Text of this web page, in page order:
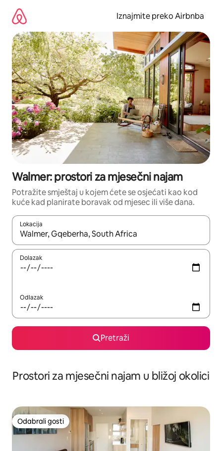
sadržaj
Iznajmite preko Airbnba
Walmer: prostori za mjesečni najam
Potražite smještaj u kojem ćete se osjećati kao kod
kuće kad planirate boravak od mjesec ili više dana.
Lokacija
Kada budu dostupni rezultati, moći ćete ih pregledati
Dolazak
Odlazak
Pretraži
Prostori za mjesečni najam u bližoj okolici
Odabrali gosti
Odabrali gosti